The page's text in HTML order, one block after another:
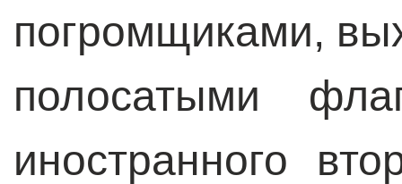
погромщиками,
полосатыми
иностранного